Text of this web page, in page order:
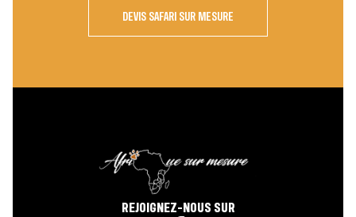
DEVIS SAFARI SUR MESURE
REJOIGNEZ-NOUS SUR